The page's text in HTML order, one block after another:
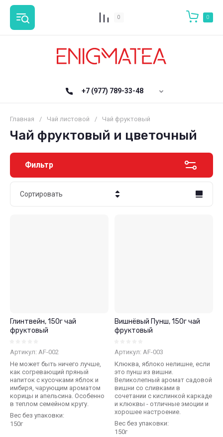
0 0
+7 (977) 789-33-48
Главная / Чай листовой / Чай фруктовый
Чай фруктовый и цветочный
Фильтр
Сортировать
Глинтвейн, 150г чай
фруктовый
Артикул: AF-002
Не может быть ничего лучше,
как согревающий пряный
напиток с кусочками яблок и
имбиря, чарующим ароматом
корицы и апельсина. Особенно
в теплом семейном кругу.
Вес без упаковки:
150г
Вишнёвый Пунш, 150г чай
фруктовый
Артикул: AF-003
Клюква, яблоко нелишне, если
это пунш из вишни.
Великолепный аромат садовой
вишни со сливками в
сочетании с кислинкой каркаде
и клюквы - отличные эмоции и
хорошее настроение.
Вес без упаковки:
150г